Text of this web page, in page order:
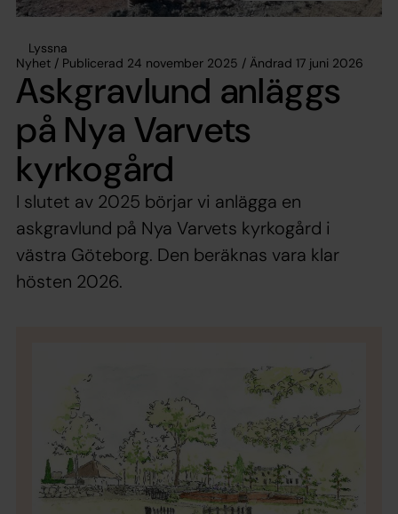
Lyssna
Nyhet / Publicerad 24 november 2025 / Ändrad 17 juni 2026
Askgravlund anläggs
på Nya Varvets
kyrkogård
I slutet av 2025 börjar vi anlägga en
askgravlund på Nya Varvets kyrkogård i
västra Göteborg. Den beräknas vara klar
hösten 2026.